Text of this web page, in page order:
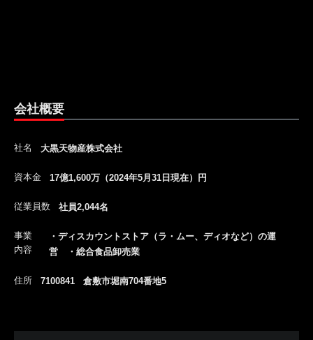
会社概要
社名 大黒天物産株式会社
資本金 17億1,600万（2024年5月31日現在）円
従業員数 社員2,044名
事業
内容
・ディスカウントストア（ラ・ムー、ディオなど）の運
営 ・総合食品卸売業
住所 7100841 倉敷市堀南704番地5